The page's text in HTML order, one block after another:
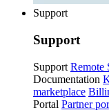
Support
Support
Support Remote
Documentation
marketplace
Portal Partner